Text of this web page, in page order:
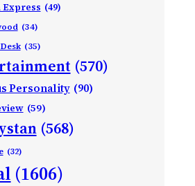
Express (49)
(34)
(35)
(570)
Personality (90)
(59)
(568)
(32)
(1606)